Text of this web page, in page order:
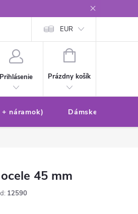
Ochrana osobných údajov
EUR
Prihlásenie
NÁKUPNÝ
Prázdny košík
náramok) Dámske sety
45 mm
12590